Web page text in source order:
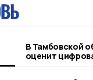
В Тамбовской
оценит